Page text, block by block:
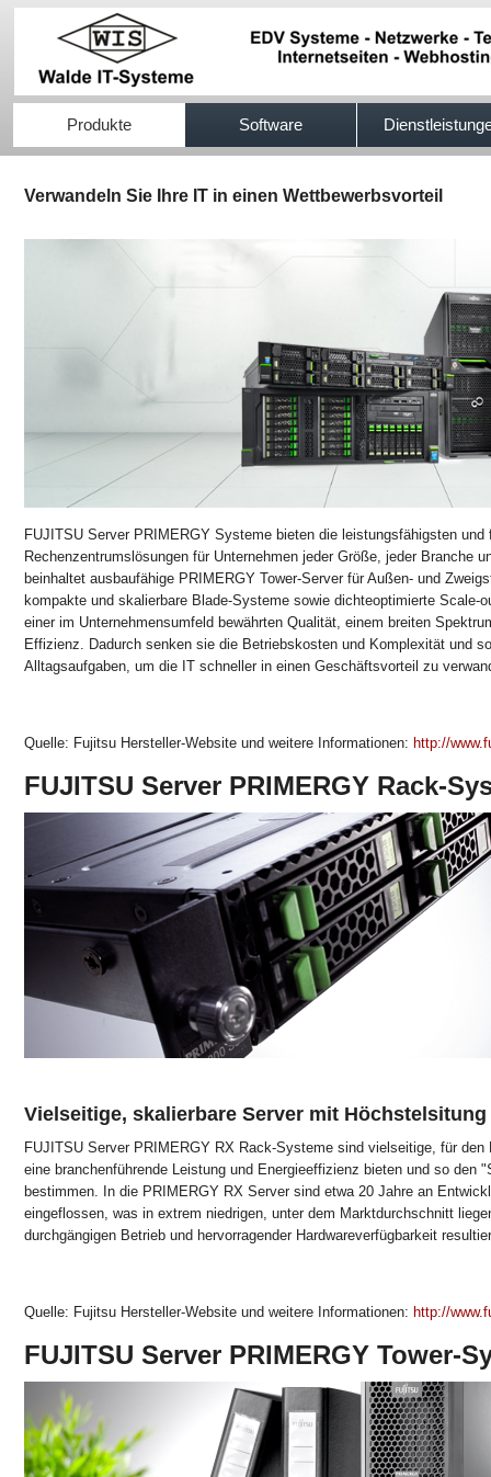
Produkte Software
Verwandeln Sie Ihre IT in einen Wettbewerbsvorteil
FUJITSU Server PRIMERGY Systeme bieten die leistungsfähigsten und
Rechenzentrumslösungen für Unternehmen jeder Größe, jeder Branche
beinhaltet ausbaufähige PRIMERGY Tower-Server für Außen- und
kompakte und skalierbare Blade-Systeme sowie dichteoptimierte Scale-
einer im Unternehmensumfeld bewährten Qualität, einem breiten
Effizienz. Dadurch senken sie die Betriebskosten und Komplexität und
Alltagsaufgaben, um die IT schneller in einen Geschäftsvorteil zu
Quelle: Fujitsu Hersteller-Website und weitere Informationen: http://
FUJITSU Server PRIMERGY Rack-
Vielseitige, skalierbare Server mit Höchstelsitung
FUJITSU Server PRIMERGY RX Rack-Systeme sind vielseitige, für den
eine branchenführende Leistung und Energieeffizienz bieten und so den
bestimmen. In die PRIMERGY RX Server sind etwa 20 Jahre an
eingeflossen, was in extrem niedrigen, unter dem Marktdurchschnitt
durchgängigen Betrieb und hervorragender Hardwareverfügbarkeit
Quelle: Fujitsu Hersteller-Website und weitere Informationen: http://
FUJITSU Server PRIMERGY Tower-